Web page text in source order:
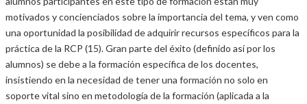
motivados y concienciados sobre la importancia del tema, y ven como
una oportunidad la posibilidad de adquirir recursos específicos para la
práctica de la RCP (15). Gran parte del éxito (definido así por los
alumnos) se debe a la formación específica de los docentes,
insistiendo en la necesidad de tener una formación no solo en
soporte vital sino en metodología de la formación (aplicada a la